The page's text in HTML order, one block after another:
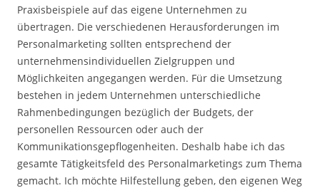
Praxisbeispiele auf das eigene Unternehmen zu
übertragen. Die verschiedenen Herausforderungen im
Personalmarketing sollten entsprechend der
unternehmensindividuellen Zielgruppen und
Möglichkeiten angegangen werden. Für die Umsetzung
bestehen in jedem Unternehmen unterschiedliche
Rahmenbedingungen bezüglich der Budgets, der
personellen Ressourcen oder auch der
Kommunikationsgepflogenheiten. Deshalb habe ich das
gesamte Tätigkeitsfeld des Personalmarketings zum Thema
gemacht. Ich möchte Hilfestellung geben, den eigenen Weg